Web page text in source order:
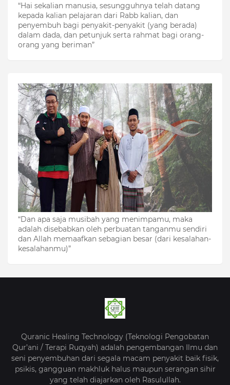
“Hai sekalian manusia, sesungguhnya telah datang
kepada kalian pelajaran dari Rabb kalian, dan
penyembuh bagi penyakit-penyakit (yang berada)
dalam dada, dan petunjuk serta rahmat bagi orang-
orang yang beriman”
“Dan apa saja musibah yang menimpamu, maka
adalah disebabkan oleh perbuatan tanganmu sendiri
dan Allah memaafkan sebagian besar (dari kesalahan-
kesalahanmu)”
Quranic Healing Technology (Teknologi Pengobatan
Qur’ani / Terapi Ruqyah) adalah pengembangan Ilmu dan
seni penyembuhan dari segala macam penyakit baik fisik,
psikis, gangguan makhluk halus maupun serangan sihir
yang telah diajarkan oleh Rasulullah.